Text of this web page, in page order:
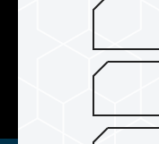
듈 패키지
업계 최초로 다양
공하여 필요에 따